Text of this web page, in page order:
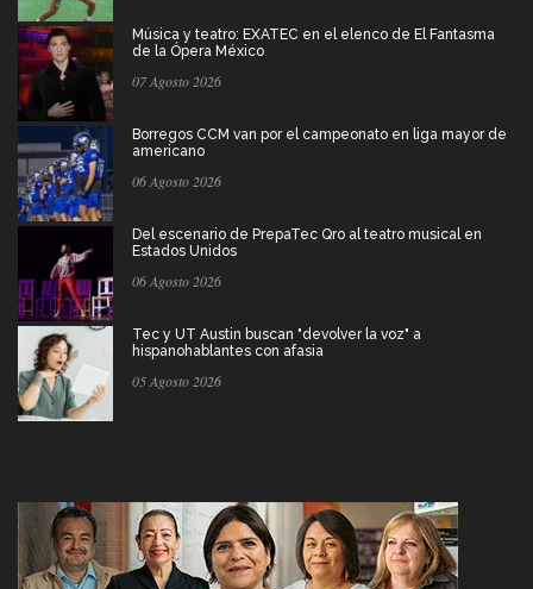
Música y teatro: EXATEC en el elenco de El Fantasma
de la Ópera México
07 Agosto 2026
Borregos CCM van por el campeonato en liga mayor de
americano
06 Agosto 2026
Del escenario de PrepaTec Qro al teatro musical en
Estados Unidos
06 Agosto 2026
Tec y UT Austin buscan "devolver la voz" a
hispanohablantes con afasia
05 Agosto 2026